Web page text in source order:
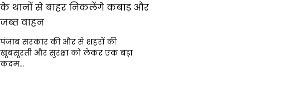
के थानों से बाहर निकलेंगे कबाड़ और
जब्त वाहन
पंजाब सरकार की और से शहरों की
खूबसूरती और सुरक्षा को लेकर एक बड़ा
कदम…